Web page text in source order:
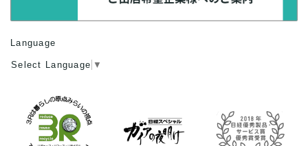
配送について:
仕入れした商品はヤマト運輸にて
発送可能
発送の場合1500円(税抜き)/箱
Language
Select Language ▼